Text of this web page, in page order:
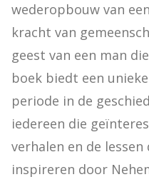
wederopbouw van
kracht van
geest van een man
boek biedt een
periode in de
iedereen die
verhalen en de
inspireren door